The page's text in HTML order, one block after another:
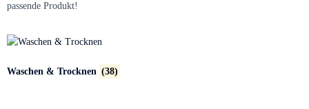
passende Produkt!
Waschen & Trocknen (38)